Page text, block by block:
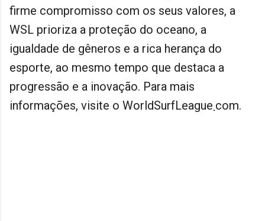
firme compromisso com os seus valores, a
WSL prioriza a proteção do oceano, a
igualdade de gêneros e a rica herança do
esporte, ao mesmo tempo que destaca a
progressão e a inovação. Para mais
informações, visite o WorldSurfLeague܂com.